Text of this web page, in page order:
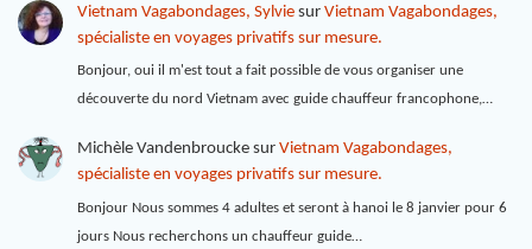
Vietnam Vagabondages, Sylviesur Vietnam Vagabondages,
spécialiste en voyages privatifs sur mesure.
Bonjour, oui il m'est tout a fait possible de vous organiser une
découverte du nord Vietnam avec guide chauffeur francophone,…
Michèle Vandenbrouckesur Vietnam Vagabondages,
spécialiste en voyages privatifs sur mesure.
Bonjour Nous sommes 4 adultes et seront à hanoi le 8 janvier pour 6
jours Nous recherchons un chauffeur guide…